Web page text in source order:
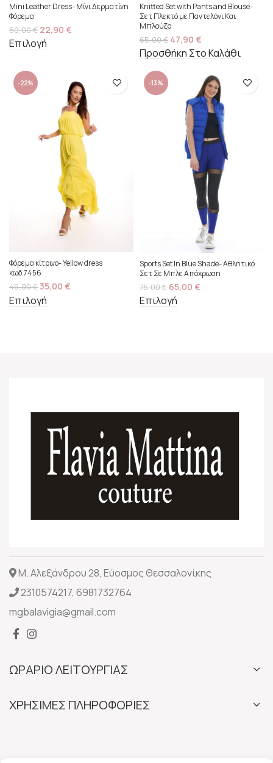
Mini Leather Dress- Μίνι Δερματίνη
Φόρεμα
50,00€ 22,90 €
Επιλογή
Knitted Set with Pants and Blouse-
Σετ Πλεκτό με Παντελόνι Και
Μπλούζα
65,00€ 47,90 €
Προσθήκη Στο Καλάθι
-22%
Φόρεμα κίτρινο- Yellow dress
κωδ.7456
45,00€ 35,00 €
Επιλογή
-13%
Sports Set In Blue Shade- Αθλητικό
Σετ Σε Μπλε Απόχρωση
75,00€ 65,00 €
Επιλογή
Μ. Αλεξάνδρου 28, Εύοσμος Θεσσαλονίκης
2310574217, 6981732764
mgbalavigia@gmail.com
ΩΡΑΡΙΟ ΛΕΙΤΟΥΡΓΙΑΣ
ΧΡΗΣΙΜΕΣ ΠΛΗΡΟΦΟΡΙΕΣ